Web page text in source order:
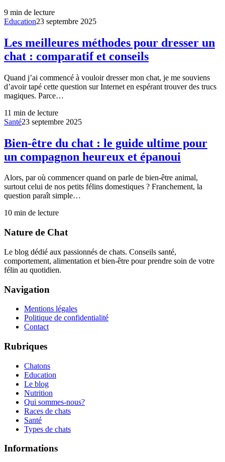
9 min de lecture
Education23 septembre 2025
Les meilleures méthodes pour dresser un
chat : comparatif et conseils
Quand j’ai commencé à vouloir dresser mon chat, je me souviens
d’avoir tapé cette question sur Internet en espérant trouver des trucs
magiques. Parce…
11 min de lecture
Santé23 septembre 2025
Bien-être du chat : le guide ultime pour
un compagnon heureux et épanoui
Alors, par où commencer quand on parle de bien-être animal,
surtout celui de nos petits félins domestiques ? Franchement, la
question paraît simple…
10 min de lecture
Nature de Chat
Le blog dédié aux passionnés de chats. Conseils santé,
comportement, alimentation et bien-être pour prendre soin de votre
félin au quotidien.
Navigation
Mentions légales
Politique de confidentialité
Contact
Rubriques
Chatons
Education
Le blog
Nutrition
Qui sommes-nous?
Races de chats
Santé
Types de chats
Informations